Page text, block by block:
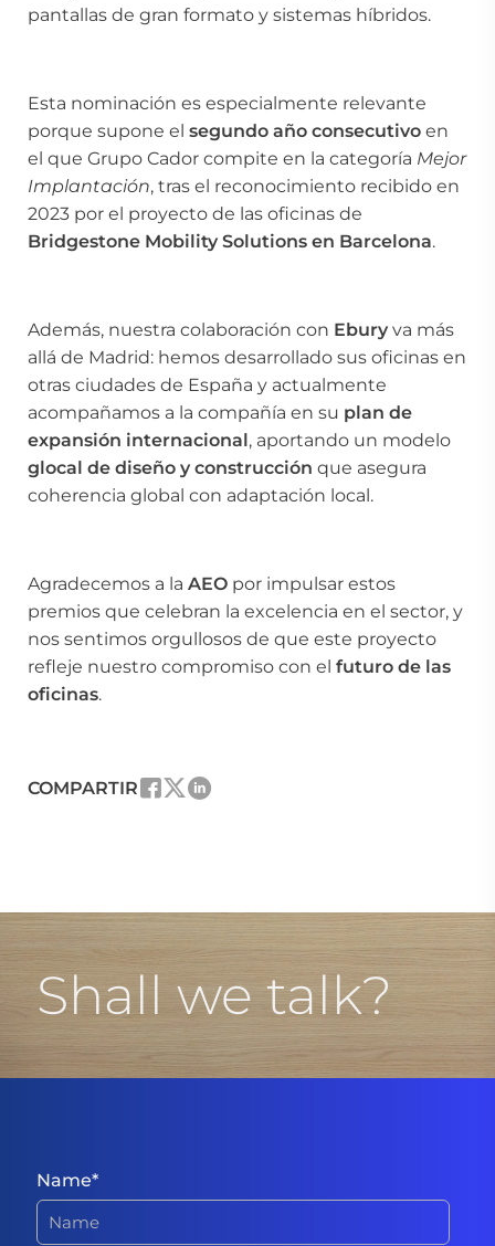
pantallas de gran formato y sistemas híbridos.
Esta nominación es especialmente relevante
porque supone el segundo año consecutivo en
el que Grupo Cador compite en la categoría Mejor
Implantación, tras el reconocimiento recibido en
2023 por el proyecto de las oficinas de
Bridgestone Mobility Solutions en Barcelona.
Además, nuestra colaboración con Ebury va más
allá de Madrid: hemos desarrollado sus oficinas en
otras ciudades de España y actualmente
acompañamos a la compañía en su plan de
expansión internacional, aportando un modelo
glocal de diseño y construcción que asegura
coherencia global con adaptación local.
Agradecemos a la AEO por impulsar estos
premios que celebran la excelencia en el sector, y
nos sentimos orgullosos de que este proyecto
refleje nuestro compromiso con el futuro de las
oficinas.
COMPARTIR
Shall we talk?
Name*